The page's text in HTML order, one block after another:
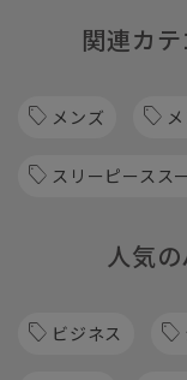
関連カ
メンズ
スリーピースス
人気
ビジネス